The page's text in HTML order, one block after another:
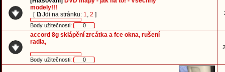
modely!!!
[
Jdi na stránku: 1, 2 ]
Body užitečnosti: 0
accord 8g sklápění zrcátka a fce okna, rušení
radia,
Body užitečnosti: 0